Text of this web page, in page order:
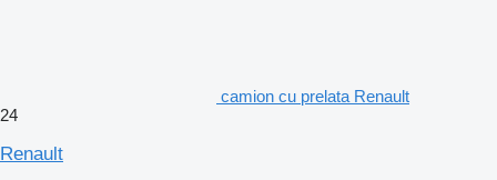
camion cu prelata Renault
24
Renault